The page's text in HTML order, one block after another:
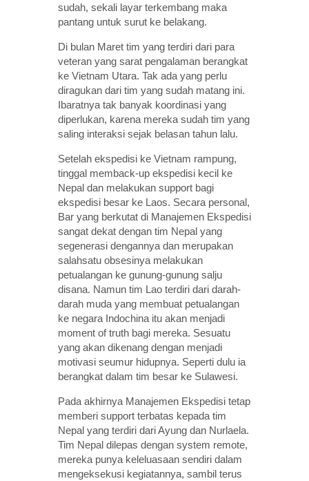
sudah, sekali layar terkembang maka
pantang untuk surut ke belakang.
Di bulan Maret tim yang terdiri dari para
veteran yang sarat pengalaman berangkat
ke Vietnam Utara. Tak ada yang perlu
diragukan dari tim yang sudah matang ini.
Ibaratnya tak banyak koordinasi yang
diperlukan, karena mereka sudah tim yang
saling interaksi sejak belasan tahun lalu.
Setelah ekspedisi ke Vietnam rampung,
tinggal memback-up ekspedisi kecil ke
Nepal dan melakukan support bagi
ekspedisi besar ke Laos. Secara personal,
Bar yang berkutat di Manajemen Ekspedisi
sangat dekat dengan tim Nepal yang
segenerasi dengannya dan merupakan
salahsatu obsesinya melakukan
petualangan ke gunung-gunung salju
disana. Namun tim Lao terdiri dari darah-
darah muda yang membuat petualangan
ke negara Indochina itu akan menjadi
moment of truth bagi mereka. Sesuatu
yang akan dikenang dengan menjadi
motivasi seumur hidupnya. Seperti dulu ia
berangkat dalam tim besar ke Sulawesi.
Pada akhirnya Manajemen Ekspedisi tetap
memberi support terbatas kepada tim
Nepal yang terdiri dari Ayung dan Nurlaela.
Tim Nepal dilepas dengan system remote,
mereka punya keleluasaan sendiri dalam
mengeksekusi kegiatannya, sambil terus